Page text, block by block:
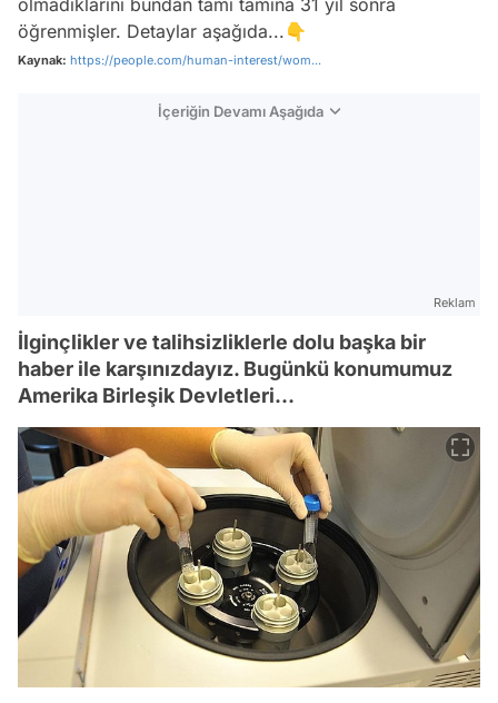
olmadıklarını bundan tamı tamına 31 yıl sonra
öğrenmişler. Detaylar aşağıda...👇
Kaynak: https://people.com/human-interest/wom...
İçeriğin Devamı Aşağıda
Reklam
İlginçlikler ve talihsizliklerle dolu başka bir
haber ile karşınızdayız. Bugünkü konumumuz
Amerika Birleşik Devletleri…